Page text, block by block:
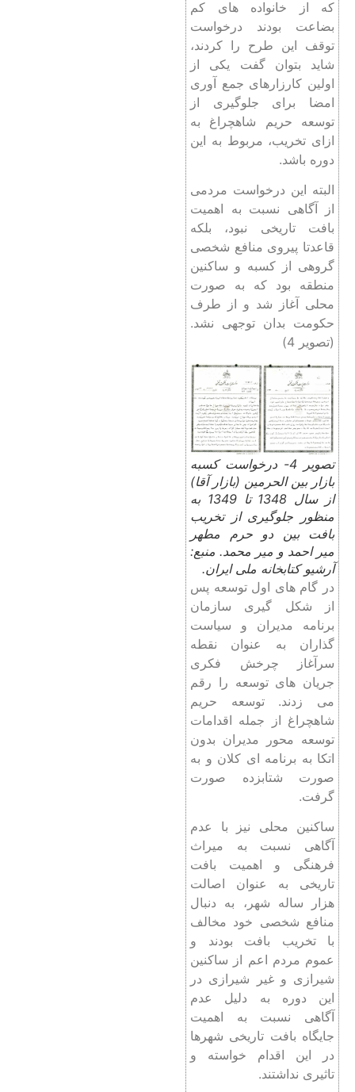
که از خانواده های کم
بضاعت بودند درخواست
توقف این طرح را کردند،
شاید بتوان گفت یکی از
اولین کارزارهای جمع آوری
امضا برای جلوگیری از
توسعه حریم شاهچراغ به
ازای تخریب، مربوط به این
دوره باشد.
البته این درخواست مردمی
از آگاهی نسبت به اهمیت
بافت تاریخی نبود، بلکه
قاعدتا پیروی منافع شخصی
گروهی از کسبه و ساکنین
منطقه بود که به صورت
محلی آغاز شد و از طرف
حکومت بدان توجهی نشد.
(تصویر 4)
تصویر 4- درخواست کسبه
بازار بین الحرمین (بازار آقا)
از سال 1348 تا 1349 به
منظور جلوگیری از تخریب
بافت بین دو حرم مطهر
میر احمد و میر محمد. منبع:
آرشیو کتابخانه ملی ایران.
در گام های اول توسعه پس
از شکل گیری سازمان
برنامه مدیران و سیاست
گذاران به عنوان نقطه
سرآغاز چرخش فکری
جریان های توسعه را رقم
می زدند. توسعه حریم
شاهچراغ از جمله اقدامات
توسعه محور مدیران بدون
اتکا به برنامه ای کلان و به
صورت شتابزده صورت
گرفت.
ساکنین محلی نیز با عدم
آگاهی نسبت به میراث
فرهنگی و اهمیت بافت
تاریخی به عنوان اصالت
هزار ساله شهر، به دنبال
منافع شخصی خود مخالف
با تخریب بافت بودند و
عموم مردم اعم از ساکنین
شیرازی و غیر شیرازی در
این دوره به دلیل عدم
آگاهی نسبت به اهمیت
جایگاه بافت تاریخی شهرها
در این اقدام خواسته و
تاثیری نداشتند.